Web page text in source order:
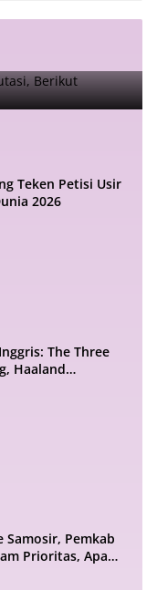
Berikut
Teken Petisi Usir
2026
The Three
Haaland
Samosir, Pemkab
Prioritas, Apa